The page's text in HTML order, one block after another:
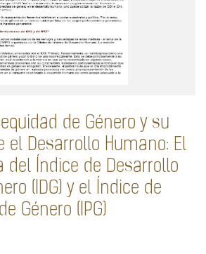
de Género y su
el Desarrollo Humano: El
del Índice de Desarrollo
(IDG) y el Índice de
Género (IPG)